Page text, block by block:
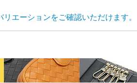
エーションをご確認いただけます。